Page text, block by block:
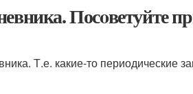
Посoветуйте
Т.е. какие-то периодические